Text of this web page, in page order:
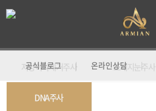
공식블로그 | 온라인상담 |
지방이식제거주사 소세지눈주사
DNA주사